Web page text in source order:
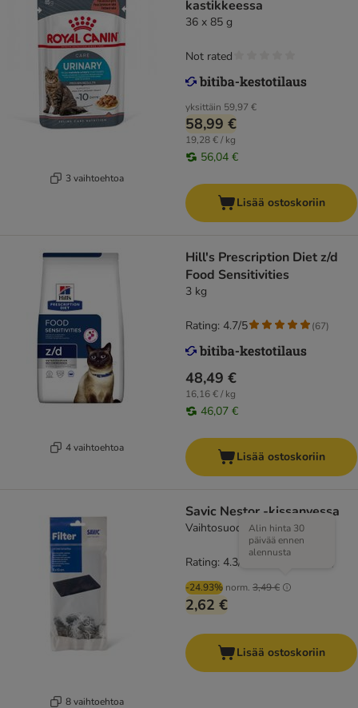
3 vaihtoehtoa
kastikkeessa
36 x 85 g
yksittäin 59,97 €
58,99 €
19,28 € / kg
56,04 €
Not rated
Lisää ostoskoriin
4 vaihtoehtoa
Hill's Prescription Diet z/d
Food Sensitivities
3 kg
48,49 €
16,16 € / kg
46,07 €
Rating: 4.7/5 (67)
Lisää ostoskoriin
8 vaihtoehtoa
Savic Nestor -kissanvessa
Vaihtosuodatin 1 kpl
-24.93% norm. 3,49 €
Alin hinta 30
päivää ennen
alennusta
2,62 €
Rating: 4.3/5
Lisää ostoskoriin